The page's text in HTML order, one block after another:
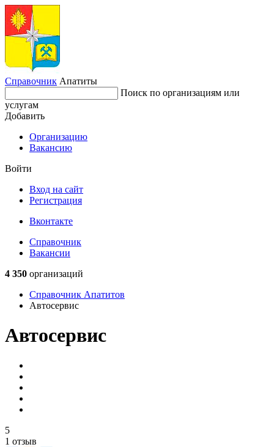
Справочник Апатиты
Поиск по организациям или
услугам
Добавить
Организацию
Вакансию
Войти
Вход на сайт
Регистрация
Вконтакте
Справочник
Вакансии
4 350 организаций
Справочник Апатитов
Автосервис
Автосервис
5
1 отзыв